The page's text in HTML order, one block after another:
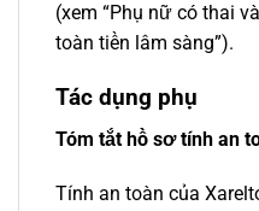
(xem “Phụ nữ có thai
toàn tiền lâm sàng”).
Tác dụng phụ
Tóm tắt hồ sơ tính an
Tính an toàn của